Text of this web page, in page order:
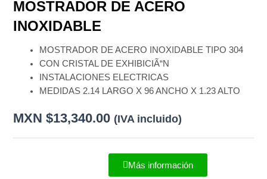
MOSTRADOR DE ACERO
INOXIDABLE
MOSTRADOR DE ACERO INOXIDABLE TIPO 304
CON CRISTAL DE EXHIBICIÃ“N
INSTALACIONES ELECTRICAS
MEDIDAS 2.14 LARGO X 96 ANCHO X 1.23 ALTO
MXN $13,340.00 (IVA incluido)
Más información